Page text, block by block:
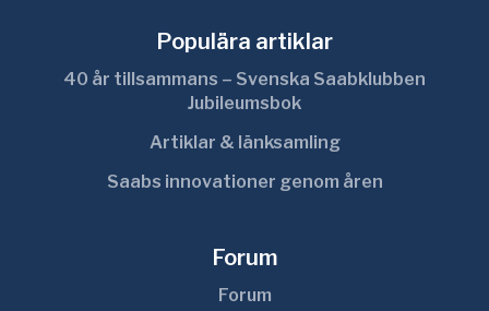
Populära artiklar
40 år tillsammans – Svenska Saabklubben
Jubileumsbok
Artiklar & länksamling
Saabs innovationer genom åren
Forum
Forum